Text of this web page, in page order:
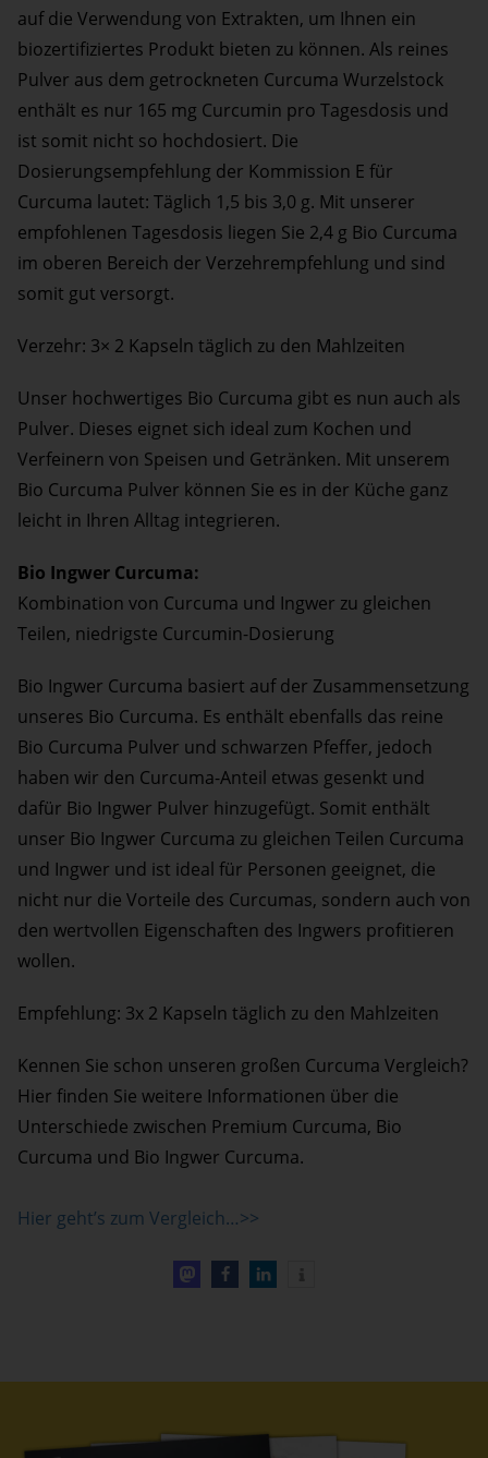
auf die Verwendung von Extrakten, um Ihnen ein
biozertifiziertes Produkt bieten zu können. Als reines
Pulver aus dem getrockneten Curcuma Wurzelstock
enthält es nur 165 mg Curcumin pro Tagesdosis und
ist somit nicht so hochdosiert. Die
Dosierungsempfehlung der Kommission E für
Curcuma lautet: Täglich 1,5 bis 3,0 g. Mit unserer
empfohlenen Tagesdosis liegen Sie 2,4 g Bio Curcuma
im oberen Bereich der Verzehrempfehlung und sind
somit gut versorgt.
Verzehr: 3× 2 Kapseln täglich zu den Mahlzeiten
Unser hochwertiges Bio Curcuma gibt es nun auch als
Pulver. Dieses eignet sich ideal zum Kochen und
Verfeinern von Speisen und Getränken. Mit unserem
Bio Curcuma Pulver können Sie es in der Küche ganz
leicht in Ihren Alltag integrieren.
Bio Ingwer Curcuma:
Kombination von Curcuma und Ingwer zu gleichen
Teilen, niedrigste Curcumin-Dosierung
Bio Ingwer Curcuma basiert auf der Zusammensetzung
unseres Bio Curcuma. Es enthält ebenfalls das reine
Bio Curcuma Pulver und schwarzen Pfeffer, jedoch
haben wir den Curcuma-Anteil etwas gesenkt und
dafür Bio Ingwer Pulver hinzugefügt. Somit enthält
unser Bio Ingwer Curcuma zu gleichen Teilen Curcuma
und Ingwer und ist ideal für Personen geeignet, die
nicht nur die Vorteile des Curcumas, sondern auch von
den wertvollen Eigenschaften des Ingwers profitieren
wollen.
Empfehlung: 3x 2 Kapseln täglich zu den Mahlzeiten
Kennen Sie schon unseren großen Curcuma Vergleich?
Hier finden Sie weitere Informationen über die
Unterschiede zwischen Premium Curcuma, Bio
Curcuma und Bio Ingwer Curcuma.
Hier geht’s zum Vergleich…>>